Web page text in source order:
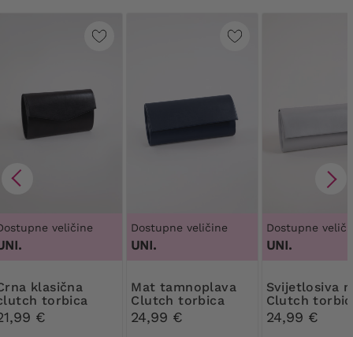
veličine
torbica
€
Dostupne veličine
UNI.
Mat tamnoplava
Clutch torbica
torbica
24,99 €
Dostupne
UNI.
Svijetlosiva mat
Clutch
24,99 €